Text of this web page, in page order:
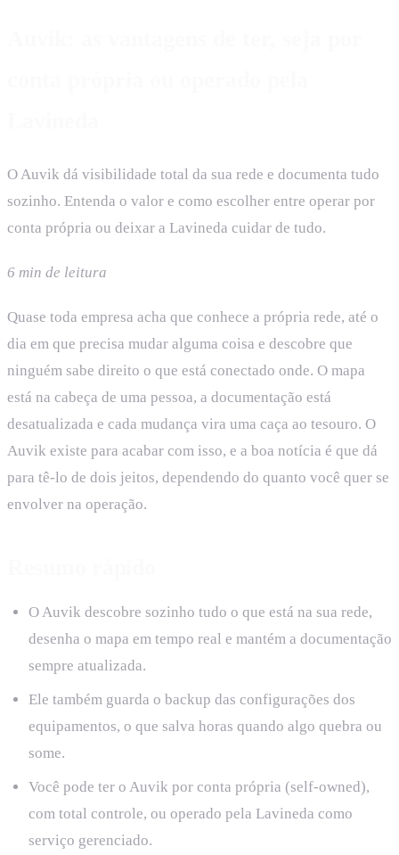
O Auvik dá visibilidade total da sua rede e documenta tudo
sozinho. Entenda o valor e como escolher entre operar por
conta própria ou deixar a Lavineda cuidar de tudo.
6 min de leitura
Quase toda empresa acha que conhece a própria rede, até o
dia em que precisa mudar alguma coisa e descobre que
ninguém sabe direito o que está conectado onde. O mapa
está na cabeça de uma pessoa, a documentação está
desatualizada e cada mudança vira uma caça ao tesouro. O
Auvik existe para acabar com isso, e a boa notícia é que dá
para tê-lo de dois jeitos, dependendo do quanto você quer se
envolver na operação.
O Auvik descobre sozinho tudo o que está na sua rede,
desenha o mapa em tempo real e mantém a documentação
sempre atualizada.
Ele também guarda o backup das configurações dos
equipamentos, o que salva horas quando algo quebra ou
some.
Você pode ter o Auvik por conta própria (self-owned),
com total controle, ou operado pela Lavineda como
serviço gerenciado.